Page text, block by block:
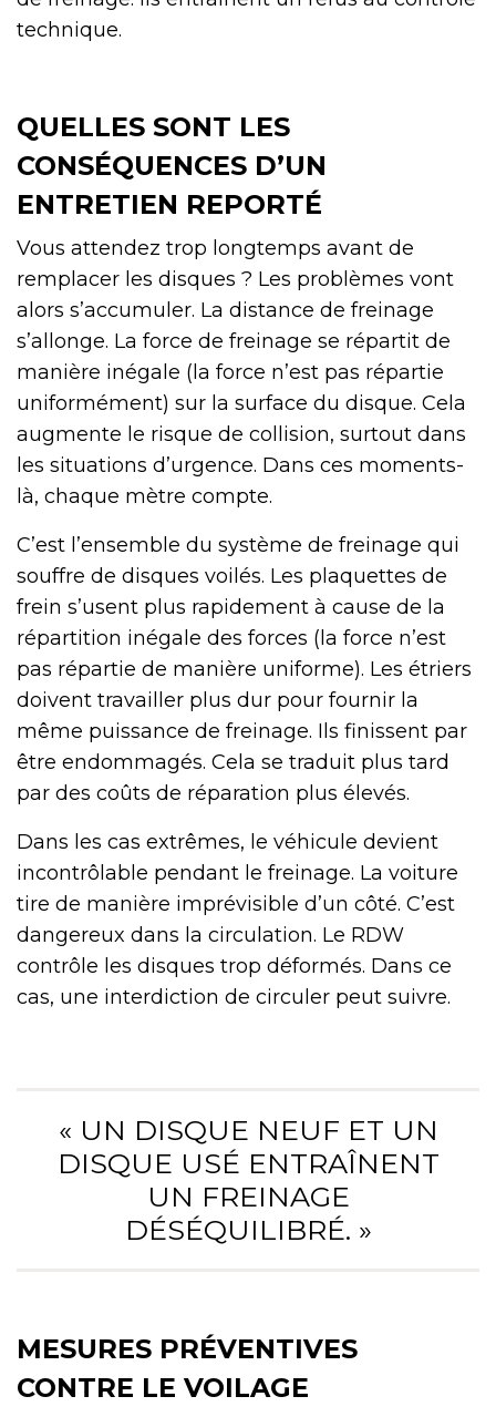
technique.
QUELLES SONT LES
CONSÉQUENCES D’UN
ENTRETIEN REPORTÉ
Vous attendez trop longtemps avant de
remplacer les disques ? Les problèmes vont
alors s’accumuler. La distance de freinage
s’allonge. La force de freinage se répartit de
manière inégale (la force n’est pas répartie
uniformément) sur la surface du disque. Cela
augmente le risque de collision, surtout dans
les situations d’urgence. Dans ces moments-
là, chaque mètre compte.
C’est l’ensemble du système de freinage qui
souffre de disques voilés. Les plaquettes de
frein s’usent plus rapidement à cause de la
répartition inégale des forces (la force n’est
pas répartie de manière uniforme). Les étriers
doivent travailler plus dur pour fournir la
même puissance de freinage. Ils finissent par
être endommagés. Cela se traduit plus tard
par des coûts de réparation plus élevés.
Dans les cas extrêmes, le véhicule devient
incontrôlable pendant le freinage. La voiture
tire de manière imprévisible d’un côté. C’est
dangereux dans la circulation. Le RDW
contrôle les disques trop déformés. Dans ce
cas, une interdiction de circuler peut suivre.
« UN DISQUE NEUF ET UN
DISQUE USÉ ENTRAÎNENT
UN FREINAGE
DÉSÉQUILIBRÉ. »
MESURES PRÉVENTIVES
CONTRE LE VOILAGE